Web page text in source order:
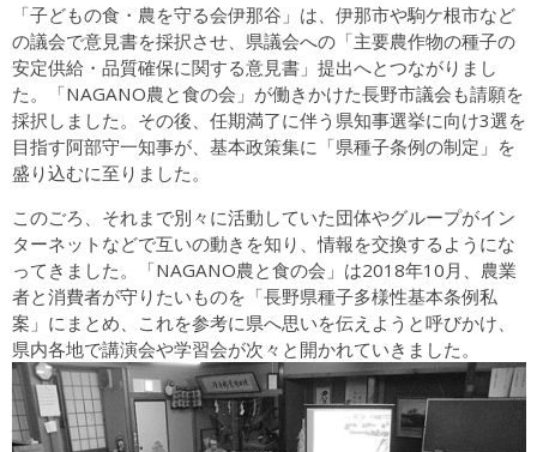
「子どもの食・農を守る会伊那谷」は、伊那市や駒ケ根市など
の議会で意見書を採択させ、県議会への「主要農作物の種子の
安定供給・品質確保に関する意見書」提出へとつながりまし
た。「NAGANO農と食の会」が働きかけた長野市議会も請願を
採択しました。その後、任期満了に伴う県知事選挙に向け3選を
目指す阿部守一知事が、基本政策集に「県種子条例の制定」を
盛り込むに至りました。
このごろ、それまで別々に活動していた団体やグループがイン
ターネットなどで互いの動きを知り、情報を交換するようにな
ってきました。「NAGANO農と食の会」は2018年10月、農業
者と消費者が守りたいものを「長野県種子多様性基本条例私
案」にまとめ、これを参考に県へ思いを伝えようと呼びかけ、
県内各地で講演会や学習会が次々と開かれていきました。